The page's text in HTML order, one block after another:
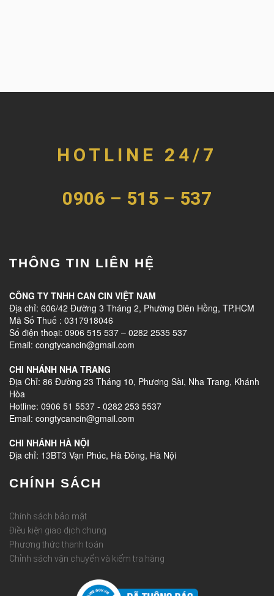
HOTLINE 24/7
0906 – 515 – 537
THÔNG TIN LIÊN HỆ
CÔNG TY TNHH CAN CIN VIỆT NAM
Địa chỉ: 606/42 Đường 3 Tháng 2, Phường Diên Hồng, TP.HCM
Mã Số Thuế : 0317918046
Số điện thoại: 0906 515 537 – 0282 2535 537
Email: congtycancin@gmail.com
CHI NHÁNH NHA TRANG
Địa Chỉ: 86 Đường 23 Tháng 10, Phương Sài, Nha Trang, Khánh
Hòa
Hotline: 0906 51 5537 - 0282 253 5537
Email: congtycancin@gmail.com
CHI NHÁNH HÀ NỘI
Địa chỉ: 13BT3 Vạn Phúc, Hà Đông, Hà Nội
CHÍNH SÁCH
Chính sách bảo mật
Điều kiện giao dịch chung
Phương thức thanh toán
Chỉnh sách vận chuyển và kiểm tra hàng